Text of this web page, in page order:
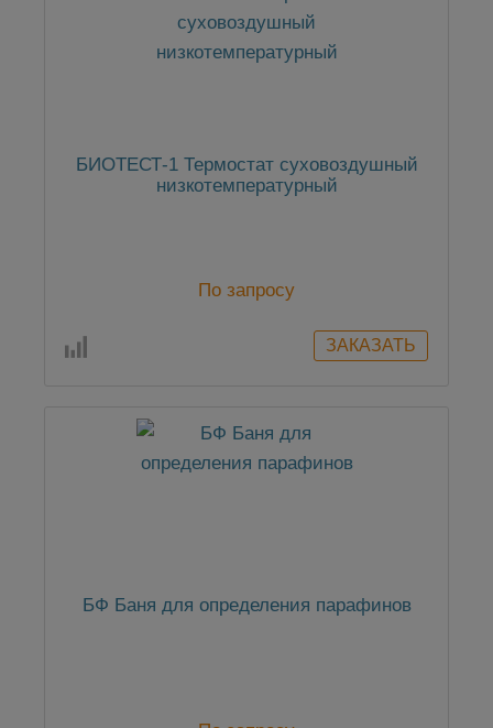
БИОТЕСТ-1 Термостат суховоздушный
низкотемпературный
По запросу
БФ Баня для определения парафинов